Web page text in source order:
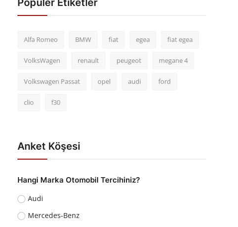
Popüler Etiketler
Alfa Romeo BMW fiat egea fiat egea
VolksWagen renault peugeot megane 4
Volkswagen Passat opel audi ford
clio f30
Anket Köşesi
Hangi Marka Otomobil Tercihiniz?
Audi
Mercedes-Benz